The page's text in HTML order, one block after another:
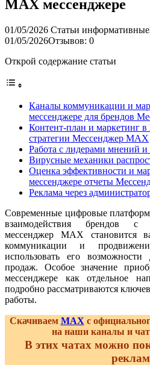
MAX мессенджере
01/05/2026 Статьи информативные
01/05/2026Отзывов: 0
Открой содержание статьи
Каналы коммуникации и
мессенджере для брендов
Контент-план и маркетинг
стратегии Мессенджер MAX
Работа с лидерами мнений и
Вирусные механики
Оценка эффективности и
мессенджере отчеты
Реклама через
Современные цифровые
взаимодействия брендов с
мессенджер MAX становится
коммуникации и
использовать его
продаж. Особое значение
мессенджере как отдельное
подробно рассматриваются
работы.
Скачиваем MAX с
на наши каналы и
В этих чатах можно